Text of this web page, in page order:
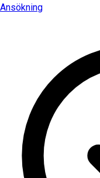
Ansökning